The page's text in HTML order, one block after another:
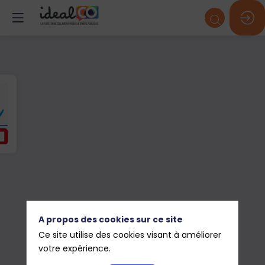
A propos des cookies sur ce site
Ce site utilise des cookies visant à améliorer
votre expérience.